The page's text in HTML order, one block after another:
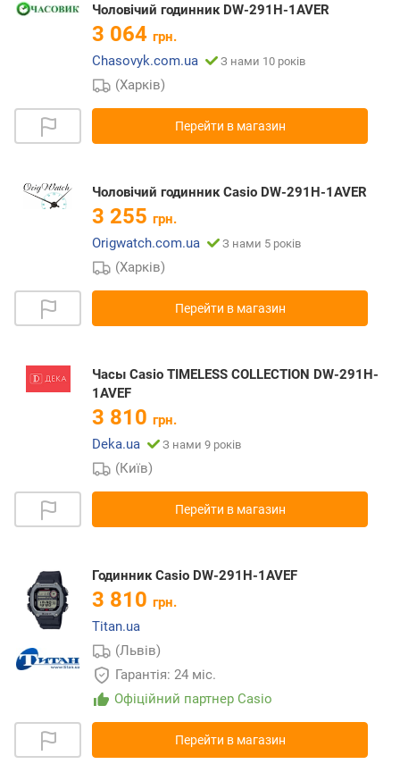
Чоловічий годинник DW-291H-1AVER
3 064 грн.
Chasovyk.com.ua
З нами 10 років
(Харків)
Перейти в магазин
Чоловічий годинник Casio DW-291H-1AVER
3 255 грн.
Origwatch.com.ua
З нами 5 років
(Харків)
Перейти в магазин
Часы Casio TIMELESS COLLECTION DW-291H-
1AVEF
3 810 грн.
Deka.ua
З нами 9 років
(Київ)
Перейти в магазин
Годинник Casio DW-291H-1AVEF
3 810 грн.
Titan.ua
(Львів)
Гарантія: 24 міс.
Офіційний партнер Casio
Перейти в магазин